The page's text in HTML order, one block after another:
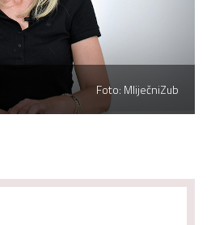
Foto: MliječniZub